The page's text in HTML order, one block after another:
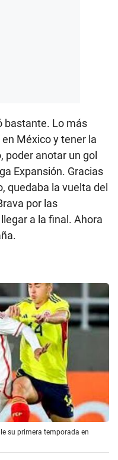
bastante. Lo más
México y tener la
poder anotar un gol
Expansión. Gracias
quedaba la vuelta del
por las
a la final. Ahora
su primera temporada en